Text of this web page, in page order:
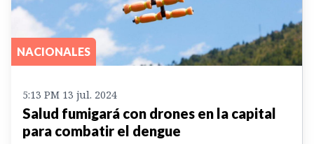
NACIONALES
5:13 PM 13 jul. 2024
Salud fumigará con drones en la capital
para combatir el dengue